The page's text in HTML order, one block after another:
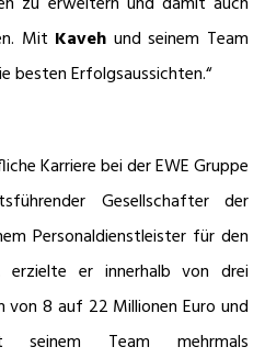
Mit Kaveh und seinem Team
besten Erfolgsaussichten.“
Karriere bei der EWE Gruppe
Gesellschafter der
Personaldienstleister für den
erzielte er innerhalb von drei
von 8 auf 22 Millionen Euro und
Team mehrmals